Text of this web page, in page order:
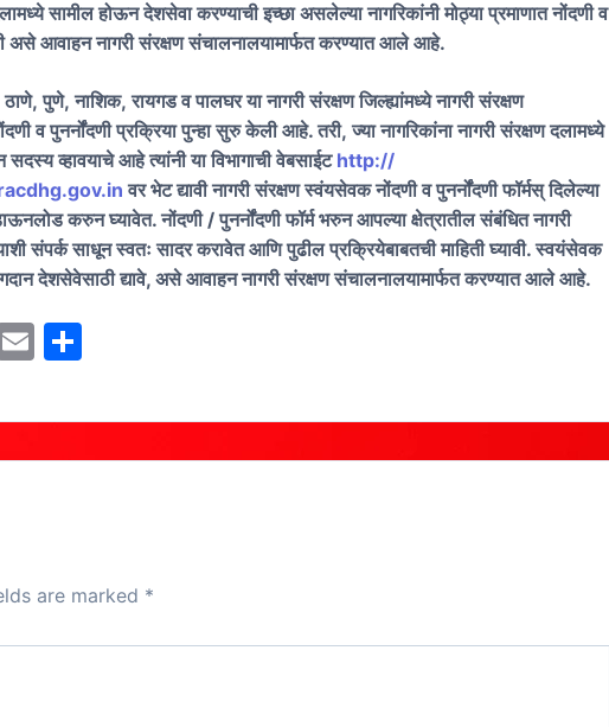
सामील होऊन देशसेवा करण्याची इच्छा असलेल्या नागरिकांनी मोठ्या प्रमाणात नोंदणी व
असे आवाहन नागरी संरक्षण संचालनालयामार्फत करण्यात आले आहे.
ठाणे,पुणे,नाशिक,रायगड व पालघर या नागरी संरक्षण जिल्ह्यांमध्ये नागरी संरक्षण
व पुनर्नोंदणी प्रक्रिया पुन्हा सुरु केली आहे. तरी,ज्या नागरिकांना नागरी संरक्षण दलामध्ये
व्हावयाचे आहे त्यांनी या विभागाची वेबसाईट http://
वर भेट द्यावी नागरी संरक्षण स्वंयसेवक नोंदणी व पुनर्नोंदणी फॉर्मस् दिलेल्या
करुन घ्यावेत. नोंदणी / पुनर्नोंदणी फॉर्म भरुन आपल्या क्षेत्रातील संबंधित नागरी
संपर्क साधून स्वतः सादर करावेत आणि पुढील प्रक्रियेबाबतची माहिती घ्यावी. स्वयंसेवक
देशसेवेसाठी द्यावे, असे आवाहन नागरी संरक्षण संचालनालयामार्फत करण्यात आले आहे.
E
ai
l
S
ar
e
are marked *